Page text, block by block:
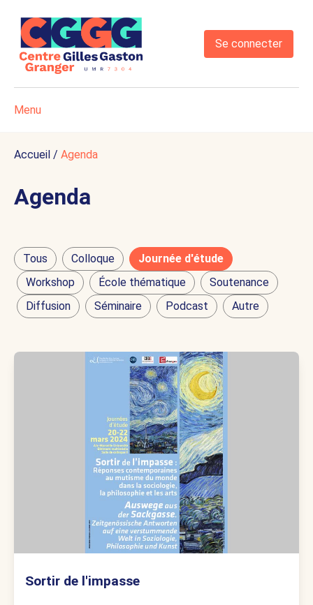
Se connecter
Menu
Accueil / Agenda
Agenda
Tous Colloque
Journée d'étude
Workshop
École thématique
Soutenance
Diffusion
Séminaire Podcast Autre
Sortir de l'impasse